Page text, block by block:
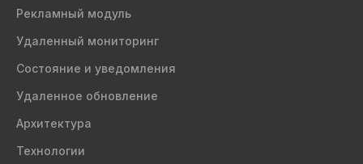
Рекламный модуль
Удаленный мониторинг
Состояние и уведомления
Удаленное обновление
Архитектура
Технологии